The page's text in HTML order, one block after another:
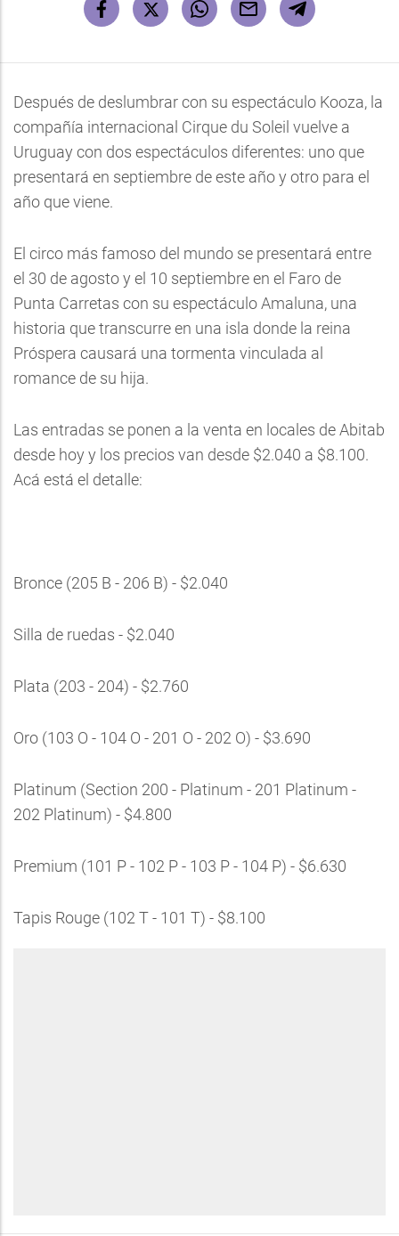
Después de deslumbrar con su espectáculo Kooza, la
compañía internacional Cirque du Soleil vuelve a
Uruguay con dos espectáculos diferentes: uno que
presentará en septiembre de este año y otro para el
año que viene.
El circo más famoso del mundo se presentará entre
el 30 de agosto y el 10 septiembre en el Faro de
Punta Carretas con su espectáculo Amaluna, una
historia que transcurre en una isla donde la reina
Próspera causará una tormenta vinculada al
romance de su hija.
Las entradas se ponen a la venta en locales de Abitab
desde hoy y los precios van desde $2.040 a $8.100.
Acá está el detalle:
Bronce (205 B - 206 B) - $2.040
Silla de ruedas - $2.040
Plata (203 - 204) - $2.760
Oro (103 O - 104 O - 201 O - 202 O) - $3.690
Platinum (Section 200 - Platinum - 201 Platinum -
202 Platinum) - $4.800
Premium (101 P - 102 P - 103 P - 104 P) - $6.630
Tapis Rouge (102 T - 101 T) - $8.100